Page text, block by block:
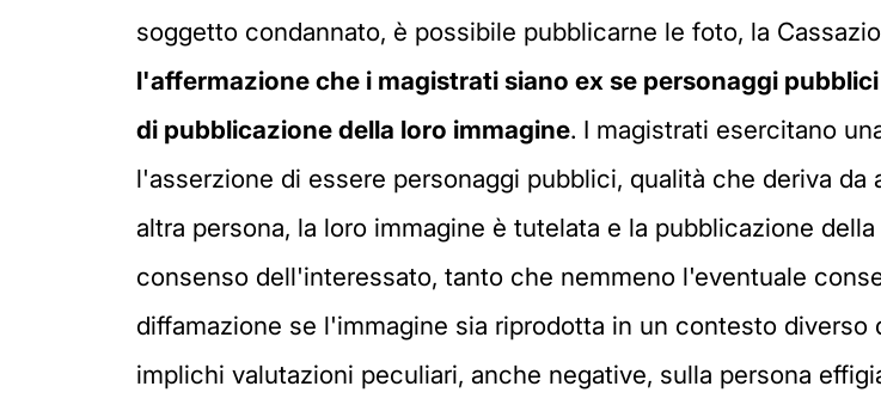
soggetto condannato, è possibile pubblicarne le foto, la
l'affermazione che i magistrati siano ex se personaggi pubblici
di pubblicazione della loro immagine. I magistrati esercitano
l'asserzione di essere personaggi pubblici, qualità che deriva
altra persona, la loro immagine è tutelata e la pubblicazione
consenso dell'interessato, tanto che nemmeno l'eventuale
diffamazione se l'immagine sia riprodotta in un contesto
implichi valutazioni peculiari, anche negative, sulla persona